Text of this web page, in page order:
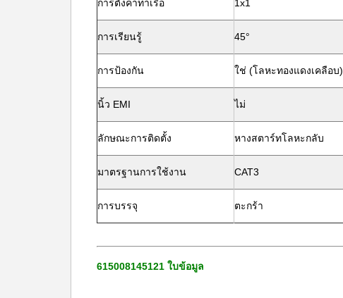
การตั้งค่าท่าเรือ 1x1
การเรียนรู้ 45°
การป้องกัน ใช่ (โลหะทองแดงเคลือบ)
นิ้ว EMI ไม่
ลักษณะการติดตั้ง หางสตาร์ทโลหะกลับ
มาตรฐานการใช้งาน CAT3
การบรรจุ ตะกร้า
615008145121 ใบข้อมูล